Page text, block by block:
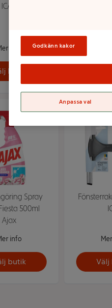
Skona
info
butik
Spray
500ml
Ajax
info
butik Välj
Godkänn kakor
Anpassa val